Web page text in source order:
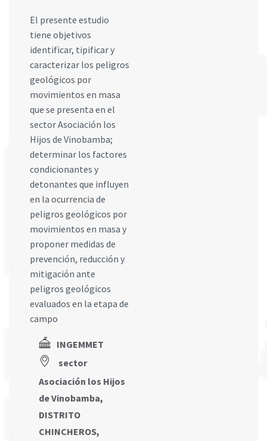
El presente estudio
tiene objetivos
identificar, tipificar y
caracterizar los peligros
geológicos por
movimientos en masa
que se presenta en el
sector Asociación los
Hijos de Vinobamba;
determinar los factores
condicionantes y
detonantes que influyen
en la ocurrencia de
peligros geológicos por
movimientos en masa y
proponer medidas de
prevención, reducción y
mitigación ante
peligros geológicos
evaluados en la etapa de
campo
INGEMMET
sector
Asociación los Hijos
de Vinobamba,
DISTRITO
CHINCHEROS,